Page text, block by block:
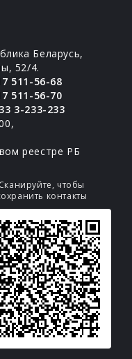
Беларусь,
52/4.
511-56-68
511-56-70
3-233-233
реестре РБ
Сканируйте, чтобы
контакты